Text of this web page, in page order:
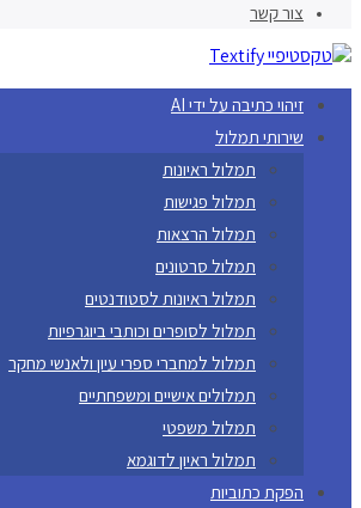
צור קשר
זיהוי כתיבה על ידי AI
שירותי תמלול
תמלול ראיונות
תמלול פגישות
תמלול הרצאות
תמלול סרטונים
תמלול ראיונות לסטודנטים
תמלול לסופרים וכותבי ביוגרפיות
תמלול למחברי ספרי עיון ולאנשי מחקר
תמלולים אישיים ומשפחתיים
תמלול משפטי
תמלול ראיון לדוגמא
הפקת כתוביות